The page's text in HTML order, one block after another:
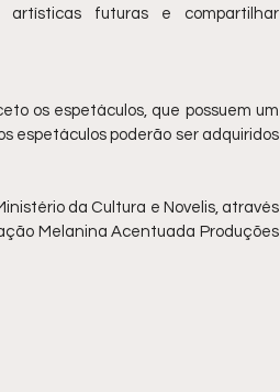
artísticas futuras e compartilhar
os espetáculos, que possuem um
espetáculos poderão ser adquiridos
da Cultura e Novelis, através
Melanina Acentuada Produções